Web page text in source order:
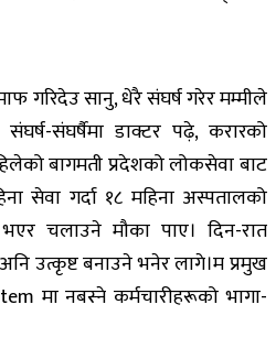
गरिदेउ सानु, धेरै संघर्ष गरेर मम्मीले
संघर्षैमा डाक्टर पढ़े, करारको
बागमती प्रदेशको लोकसेवा बाट
सेवा गर्दा १८ महिना अस्पतालको
चलाउने मौका पाए। दिन-रात
उत्कृष्ट बनाउने भनेर लागे।म प्रमुख
मा नबस्ने कर्मचारीहरूको भागा-